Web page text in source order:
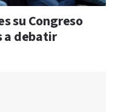
su Congreso
a debatir